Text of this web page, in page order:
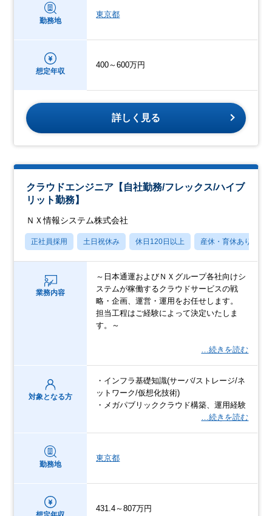
勤務地
東京都
想定年収
400～600万円
詳しく見る
クラウドエンジニア【自社勤務/フレックス/ハイブ
リット勤務】
ＮＸ情報システム株式会社
正社員採用 土日祝休み 休日120日以上 産休・育休あり
業務内容
～日本通運およびＮＸグループ各社向けシ
ステムが稼働するクラウドサービスの戦
略・企画、運営・運用をお任せします。
担当工程はご経験によって決定いたしま
す。～
…続きを読む
対象となる方
・インフラ基礎知識(サーバ/ストレージ/ネ
ットワーク/仮想化技術)
・メガパブリッククラウド構築、運用経験
…続きを読む
勤務地
東京都
431.4～807万円